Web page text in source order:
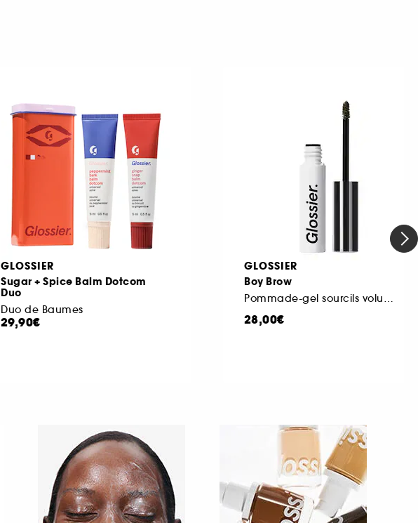
GLOSSIER
Sugar + Spice Balm Dotcom
Duo
Duo de Baumes
29,90€
GLOSSIER
Boy Brow
Pommade-gel sourcils volumateur
28,00€